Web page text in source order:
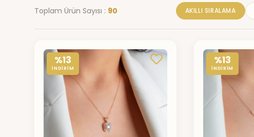
Toplam Ürün Sayısı : 90 AKILLI SIRALAMA
%13
İNDİRİM
%13
İNDİRİM